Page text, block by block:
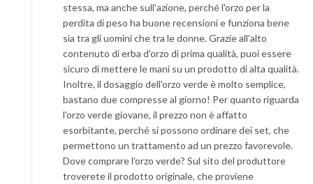
stessa, ma anche sull'azione, perché l'orzo per la
perdita di peso ha buone recensioni e funziona bene
sia tra gli uomini che tra le donne. Grazie all'alto
contenuto di erba d'orzo di prima qualità, puoi essere
sicuro di mettere le mani su un prodotto di alta qualità.
Inoltre, il dosaggio dell'orzo verde è molto semplice,
bastano due compresse al giorno! Per quanto riguarda
l'orzo verde giovane, il prezzo non è affatto
esorbitante, perché si possono ordinare dei set, che
permettono un trattamento ad un prezzo favorevole.
Dove comprare l'orzo verde? Sul sito del produttore
troverete il prodotto originale, che proviene